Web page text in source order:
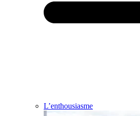
L’enthousiasme